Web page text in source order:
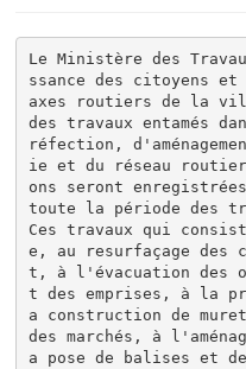
Le Ministère des
ssance des citoyens
axes routiers de la
des travaux entamés
réfection,
ie et du réseau
ons seront
toute la période des
Ces travaux qui
e, au resurfaçage des
t, à l'évacuation des
t des emprises, à la
a construction de
des marchés, à
a pose de balises et